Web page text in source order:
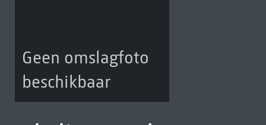
Geen omslagfoto
beschikbaar